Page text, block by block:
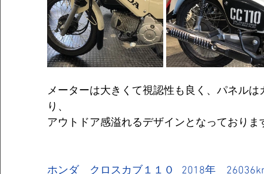
メーターは大きくて視認性も良く、パネル
り、
アウトドア感溢れるデザインとなっておりま
ホンダ　クロスカブ１１０   2018年　